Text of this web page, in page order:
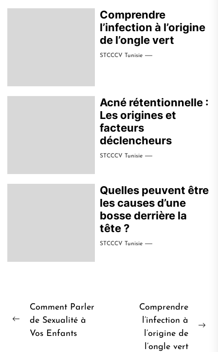
Comprendre
l’infection à l’origine
de l’ongle vert
STCCCV Tunisie
Acné rétentionnelle :
Les origines et
facteurs
déclencheurs
STCCCV Tunisie
Quelles peuvent être
les causes d’une
bosse derrière la
tête ?
STCCCV Tunisie
Navigation
de
l’article
précédent:
Comment Parler
de Sexualité à
Vos Enfants
Comprendre
l’infection à
l’origine de
l’ongle vert